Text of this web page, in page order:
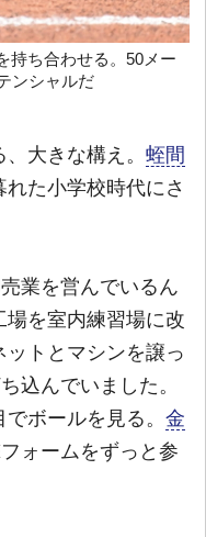
持ち合わせる。50メー
ンシャルだ
大きな構え。 蛭間
た小学校時代にさ
業を営んでいるん
を室内練習場に改
トとマシンを譲っ
込んでいました。
ボールを見る。 金
ォームをずっと参